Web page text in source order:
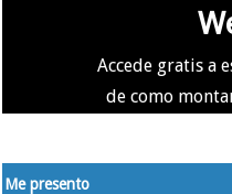
Accede gratis a
de como
Me presento